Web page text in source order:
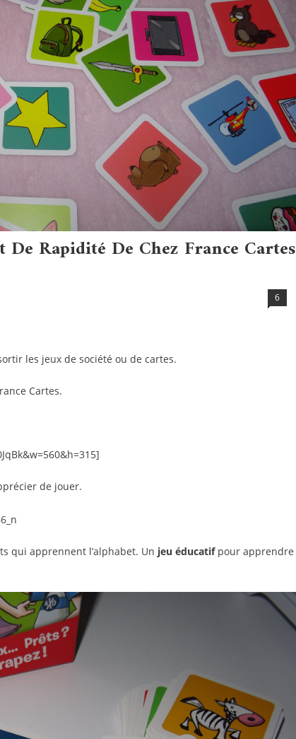
Rapidité De Chez France Cartes
6
les jeux de société ou de cartes.
Cartes.
de jouer.
qui apprennent l’alphabet. Un jeu éducatifpour apprendre